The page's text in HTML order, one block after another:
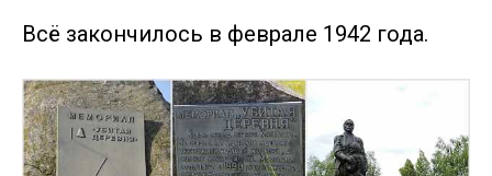
Всё закончилось в феврале 1942 года.